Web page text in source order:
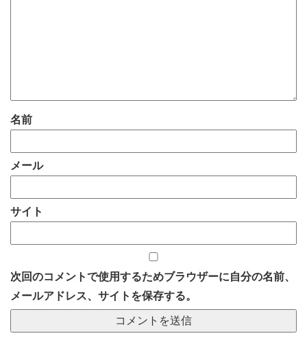
名前
メール
サイト
次回のコメントで使用するためブラウザーに自分の名前、
メールアドレス、サイトを保存する。